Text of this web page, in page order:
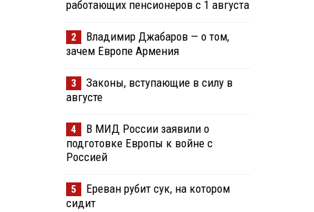
работающих пенсионеров с 1 августа
2
Владимир Джабаров — о том,
зачем Европе Армения
3
Законы, вступающие в силу в
августе
4
В МИД России заявили о
подготовке Европы к войне с
Россией
5
Ереван рубит сук, на котором
сидит